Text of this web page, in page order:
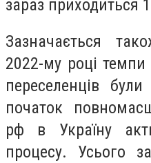
зараз приходиться
Зазначається
2022-му році темпи
переселенців
початок
рф в Україну
процесу. Усього